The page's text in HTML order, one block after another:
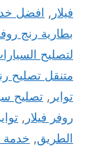
فيلار , افضل
بطارية رنج
لتصليح
متنقل تصليح
تواير , تصليح
روفر فيلار ,
الطريق, خدمة